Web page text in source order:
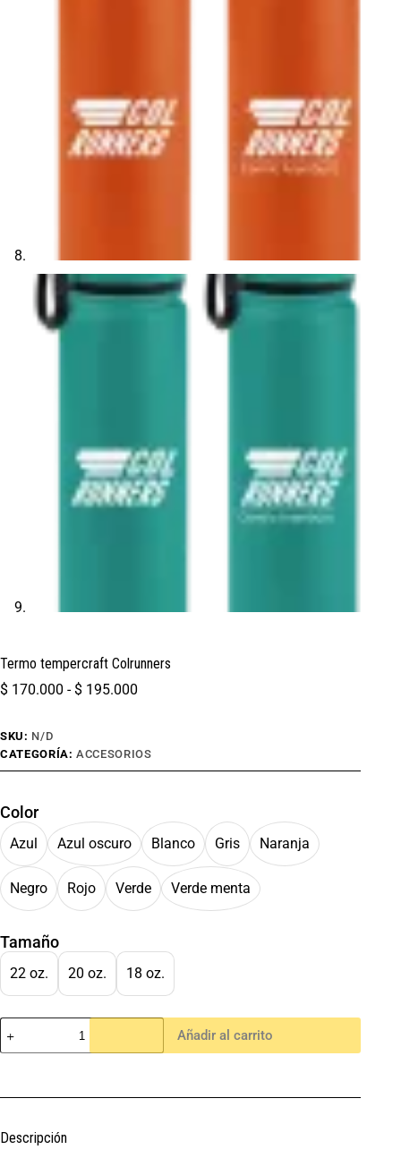
Termo tempercraft Colrunners
$ 170.000 - $ 195.000
SKU: N/D
CATEGORÍA:ACCESORIOS
Color
Azul Azul oscuro Blanco Gris Naranja
Negro Rojo Verde Verde menta
Tamaño
22 oz. 20 oz. 18 oz.
Añadir al carrito
Descripción